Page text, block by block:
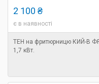
2 100 ₴
є в наявності
ТЕН на фритюрницю КИЙ-В
1,7 кВт.